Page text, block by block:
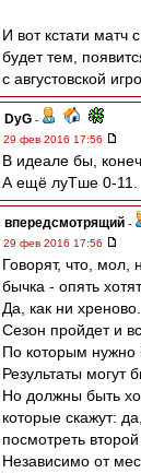
И вот кстати матч
будет тем,
с августовской
DyG -
29 фев 2016 17:56
В идеале бы,
А ещё луТше 0-11.
впередсмотрящий -
29 фев 2016 17:56
Говорят, что, мол,
бычка - опять
Да, как ни хреново.
Сезон пройдет и
По которым нужно
Результаты могут
Но должны быть
которые скажут:
посмотреть второй
Независимо от